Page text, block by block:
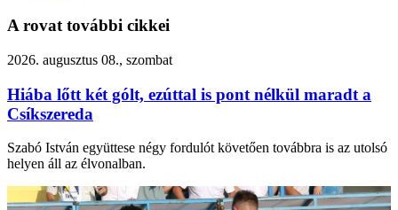
A rovat további cikkei
2026. augusztus 08., szombat
Hiába lőtt két gólt, ezúttal is pont nélkül maradt a
Csíkszereda
Szabó István együttese négy fordulót követően továbbra is az utolsó
helyen áll az élvonalban.